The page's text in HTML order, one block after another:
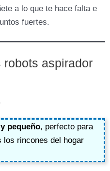
a lo que te hace falta e
fuertes.
robots aspirador
pequeño, perfecto para
los rincones del hogar